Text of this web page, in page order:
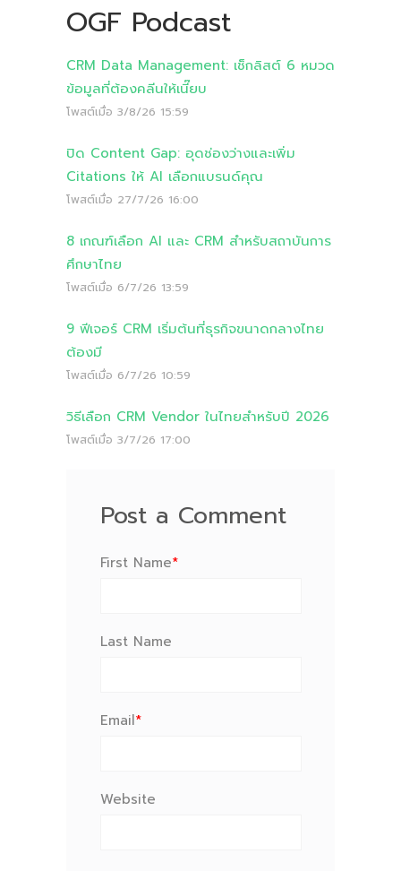
OGF Podcast
CRM Data Management: เช็กลิสต์ 6 หมวด
ข้อมูลที่ต้องคลีนให้เนี๊ยบ
โพสต์เมื่อ 3/8/26 15:59
ปิด Content Gap: อุดช่องว่างและเพิ่ม
Citations ให้ AI เลือกแบรนด์คุณ
โพสต์เมื่อ 27/7/26 16:00
8 เกณฑ์เลือก AI และ CRM สำหรับสถาบันการ
ศึกษาไทย
โพสต์เมื่อ 6/7/26 13:59
9 ฟีเจอร์ CRM เริ่มต้นที่ธุรกิจขนาดกลางไทย
ต้องมี
โพสต์เมื่อ 6/7/26 10:59
วิธีเลือก CRM Vendor ในไทยสำหรับปี 2026
โพสต์เมื่อ 3/7/26 17:00
Post a Comment
First Name*
Last Name
Email*
Website